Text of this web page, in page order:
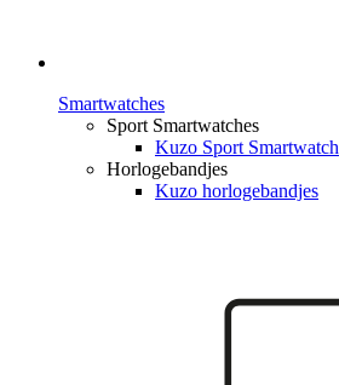
Smartwatches
Sport Smartwatches
Kuzo Sport Smartwatch
Horlogebandjes
Kuzo horlogebandjes